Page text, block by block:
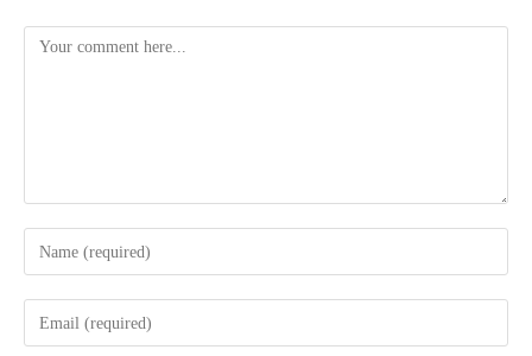
Comment
Enter
your
name
Enter
your